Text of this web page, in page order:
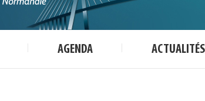
AGENDA ACTUALITÉS